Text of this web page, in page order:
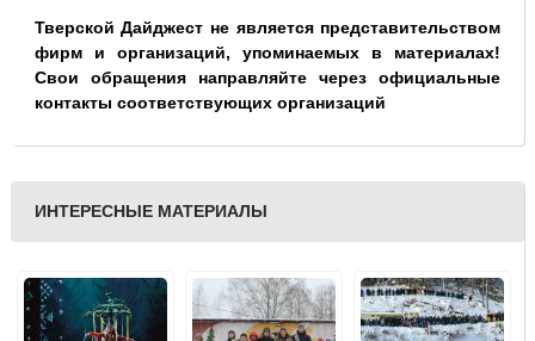
Тверской Дайджест не является представительством
фирм и организаций, упоминаемых в материалах!
Свои обращения направляйте через официальные
контакты соответствующих организаций
ИНТЕРЕСНЫЕ МАТЕРИАЛЫ